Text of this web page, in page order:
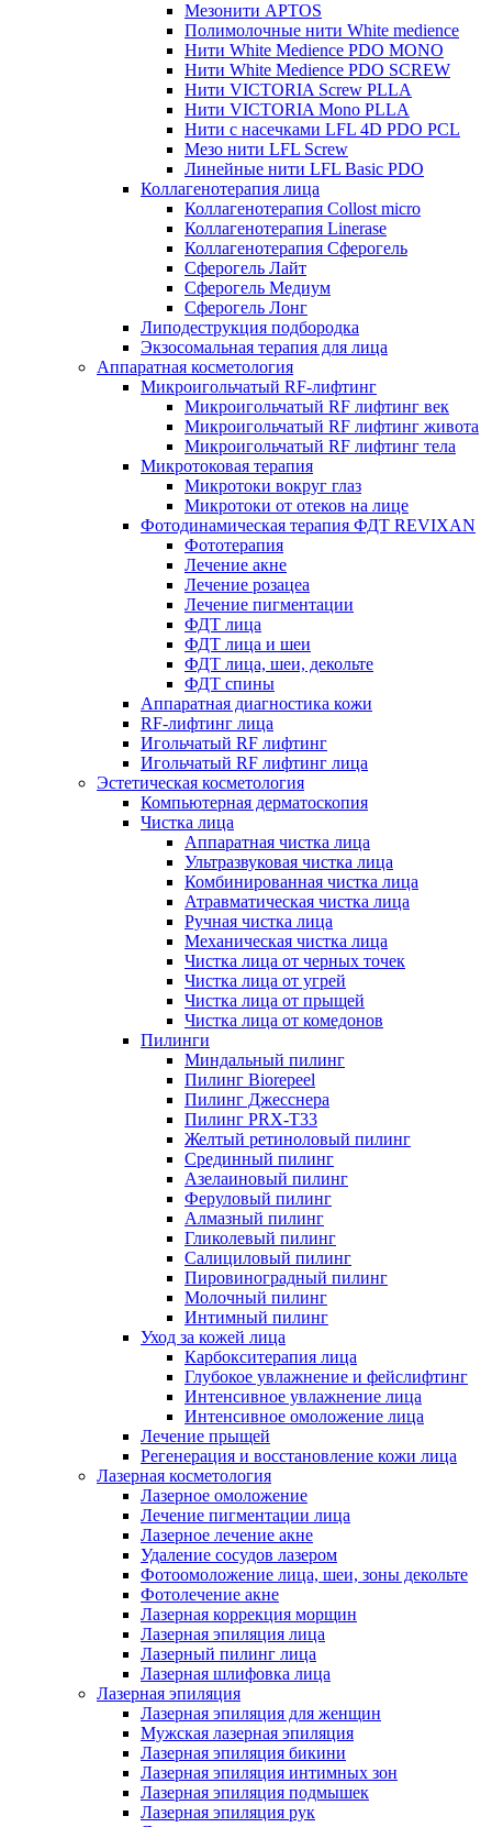
Мезонити APTOS
Полимолочные нити White medience
Нити White Medience PDO MONO
Нити White Medience PDO SCREW
Нити VICTORIA Screw PLLA
Нити VICTORIA Mono PLLA
Нити с насечками LFL 4D PDO PCL
Мезо нити LFL Screw
Линейные нити LFL Basic PDO
Коллагенотерапия лица
Коллагенотерапия Collost micro
Коллагенотерапия Linerase
Коллагенотерапия Сферогель
Сферогель Лайт
Сферогель Медиум
Сферогель Лонг
Липодеструкция подбородка
Экзосомальная терапия для лица
Аппаратная косметология
Микроигольчатый RF-лифтинг
Микроигольчатый RF лифтинг век
Микроигольчатый RF лифтинг живота
Микроигольчатый RF лифтинг тела
Микротоковая терапия
Микротоки вокруг глаз
Микротоки от отеков на лице
Фотодинамическая терапия ФДТ REVIXAN
Фототерапия
Лечение акне
Лечение розацеа
Лечение пигментации
ФДТ лица
ФДТ лица и шеи
ФДТ лица, шеи, декольте
ФДТ спины
Аппаратная диагностика кожи
RF-лифтинг лица
Игольчатый RF лифтинг
Игольчатый RF лифтинг лица
Эстетическая косметология
Компьютерная дерматоскопия
Чистка лица
Аппаратная чистка лица
Ультразвуковая чистка лица
Комбинированная чистка лица
Атравматическая чистка лица
Ручная чистка лица
Механическая чистка лица
Чистка лица от черных точек
Чистка лица от угрей
Чистка лица от прыщей
Чистка лица от комедонов
Пилинги
Миндальный пилинг
Пилинг Biorepeel
Пилинг Джесснера
Пилинг PRX-T33
Желтый ретиноловый пилинг
Срединный пилинг
Азелаиновый пилинг
Феруловый пилинг
Алмазный пилинг
Гликолевый пилинг
Салициловый пилинг
Пировиноградный пилинг
Молочный пилинг
Интимный пилинг
Уход за кожей лица
Карбокситерапия лица
Глубокое увлажнение и фейслифтинг
Интенсивное увлажнение лица
Интенсивное омоложение лица
Лечение прыщей
Регенерация и восстановление кожи лица
Лазерная косметология
Лазерное омоложение
Лечение пигментации лица
Лазерное лечение акне
Удаление сосудов лазером
Фотоомоложение лица, шеи, зоны декольте
Фотолечение акне
Лазерная коррекция морщин
Лазерная эпиляция лица
Лазерный пилинг лица
Лазерная шлифовка лица
Лазерная эпиляция
Лазерная эпиляция для женщин
Мужская лазерная эпиляция
Лазерная эпиляция бикини
Лазерная эпиляция интимных зон
Лазерная эпиляция подмышек
Лазерная эпиляция рук